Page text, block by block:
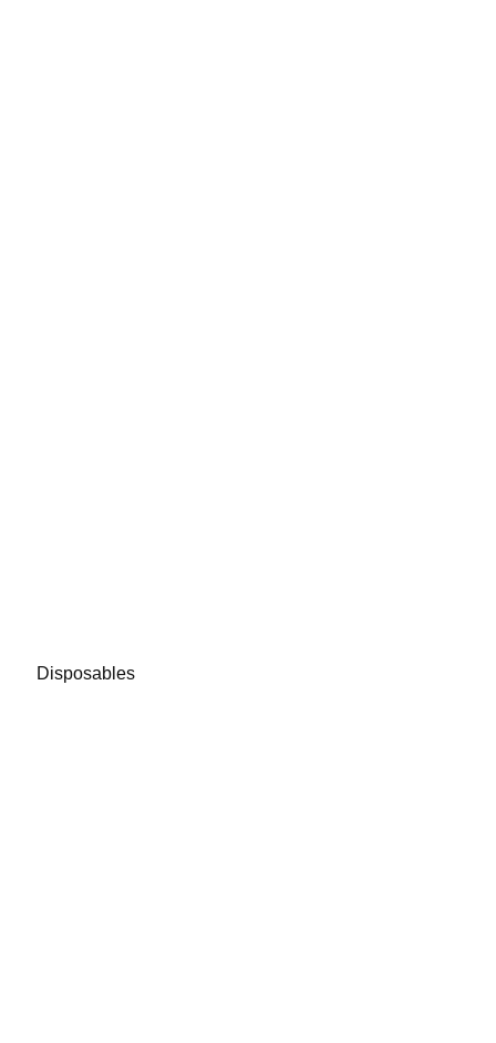
Disposables